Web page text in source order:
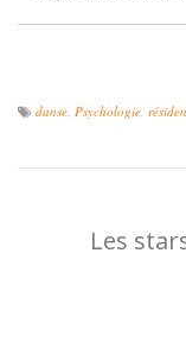
danse Psychologie
Les